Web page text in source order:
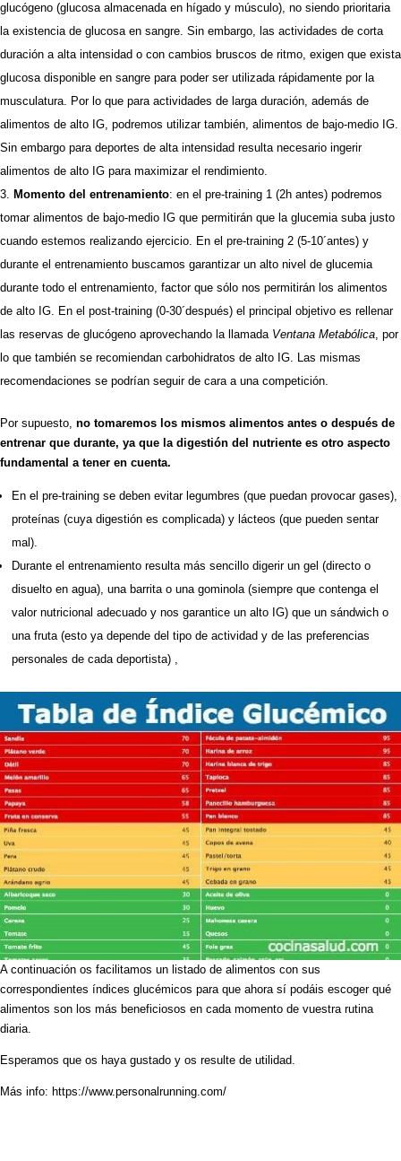
glucógeno (glucosa almacenada en hígado y músculo), no siendo prioritaria
la existencia de glucosa en sangre. Sin embargo, las actividades de corta
duración a alta intensidad o con cambios bruscos de ritmo, exigen que exista
glucosa disponible en sangre para poder ser utilizada rápidamente por la
musculatura. Por lo que para actividades de larga duración, además de
alimentos de alto IG, podremos utilizar también, alimentos de bajo-medio IG.
Sin embargo para deportes de alta intensidad resulta necesario ingerir
alimentos de alto IG para maximizar el rendimiento.
Momento del entrenamiento: en el pre-training 1 (2h antes) podremos
tomar alimentos de bajo-medio IG que permitirán que la glucemia suba justo
cuando estemos realizando ejercicio. En el pre-training 2 (5-10´antes) y
durante el entrenamiento buscamos garantizar un alto nivel de glucemia
durante todo el entrenamiento, factor que sólo nos permitirán los alimentos
de alto IG. En el post-training (0-30´después) el principal objetivo es rellenar
las reservas de glucógeno aprovechando la llamada Ventana Metabólica, por
lo que también se recomiendan carbohidratos de alto IG. Las mismas
recomendaciones se podrían seguir de cara a una competición.
Por supuesto, no tomaremos los mismos alimentos antes o después de
entrenar que durante, ya que la digestión del nutriente es otro aspecto
fundamental a tener en cuenta.
En el pre-training se deben evitar legumbres (que puedan provocar gases),
proteínas (cuya digestión es complicada) y lácteos (que pueden sentar
mal).
Durante el entrenamiento resulta más sencillo digerir un gel (directo o
disuelto en agua), una barrita o una gominola (siempre que contenga el
valor nutricional adecuado y nos garantice un alto IG) que un sándwich o
una fruta (esto ya depende del tipo de actividad y de las preferencias
personales de cada deportista) ,
A continuación os facilitamos un listado de alimentos con sus
correspondientes índices glucémicos para que ahora sí podáis escoger qué
alimentos son los más beneficiosos en cada momento de vuestra rutina
diaria.
Esperamos que os haya gustado y os resulte de utilidad.
Más info: https://www.personalrunning.com/